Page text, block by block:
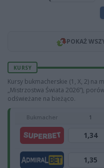
POKAŻ
KURSY
Kursy bukmacherskie (1, X, 2) na
„Mistrzostwa Świata 2026”),
odświeżane na bieżąco.
Bukmacher 1
1,34
1,35